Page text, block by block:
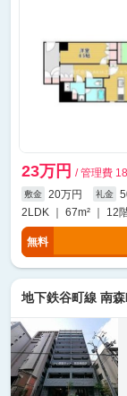
23万円 / 管理費
敷金 20万円 礼金
2LDK ｜ 67m² ｜ 12
無料
地下鉄谷町線 南